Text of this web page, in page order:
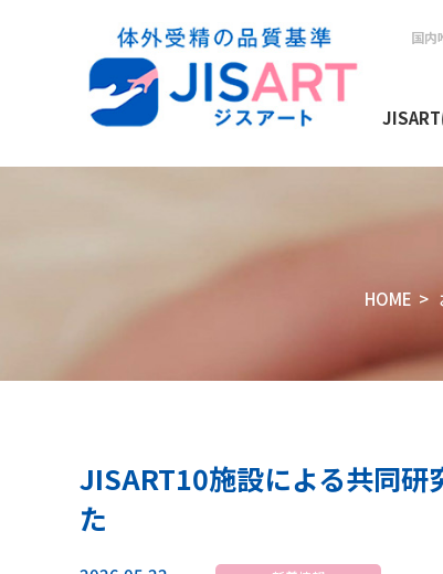
国内
HOME >
JISART10施設による共同研
た